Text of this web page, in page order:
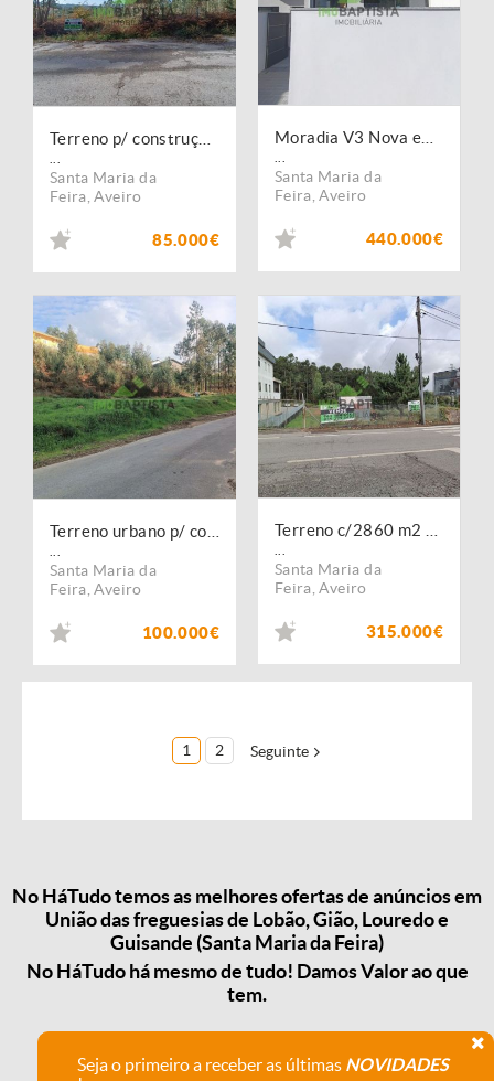
Santa Maria da
Feira ,Aveiro
85.000€
Santa Maria da
Feira ,Aveiro
440.000€
Santa Maria da
Feira ,Aveiro
100.000€
Santa Maria da
Feira ,Aveiro
315.000€
1 2 Seguinte
No HáTudo temos as melhores ofertas de anúncios em
União das freguesias de Lobão, Gião, Louredo e
Guisande (Santa Maria da Feira)
No HáTudo há mesmo de tudo! Damos Valor ao que
tem.
Seja o primeiro a receber as últimas NOVIDADES